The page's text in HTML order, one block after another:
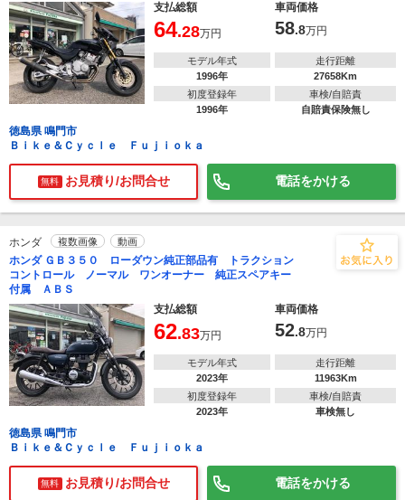
支払総額
車両価格
64.28万円 58.8万円
モデル年式
1996年
走行距離
27658Km
初度登録年
1996年
車検/自賠責
自賠責保険無し
徳島県 鳴門市
Ｂｉｋｅ＆Ｃｙｃｌｅ Ｆｕｊｉｏｋａ
無料 お見積り/お問合せ 電話をかける
ホンダ 複数画像 動画
ホンダ ＧＢ３５０ ローダウン純正部品有 トラクション
コントロール ノーマル ワンオーナー 純正スペアキー
付属 ＡＢＳ
支払総額
車両価格
62.83万円 52.8万円
モデル年式
2023年
走行距離
11963Km
初度登録年
2023年
車検/自賠責
車検無し
徳島県 鳴門市
Ｂｉｋｅ＆Ｃｙｃｌｅ Ｆｕｊｉｏｋａ
無料 お見積り/お問合せ 電話をかける